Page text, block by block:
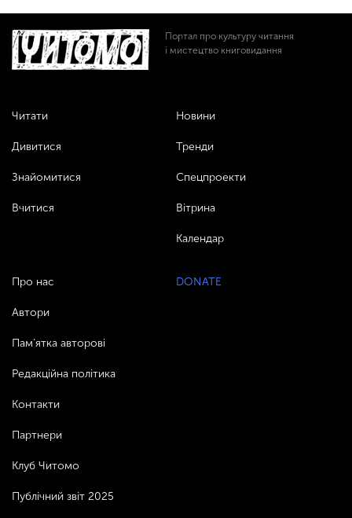
Портал про культуру читання
і мистецтво книговидання
Читати
Дивитися
Знайомитися
Вчитися
Новини
Тренди
Спецпроекти
Вітрина
Календар
Про нас
Автори
Пам’ятка авторові
Редакційна політика
Контакти
Партнери
Клуб Читомо
Публічний звіт 2025
DONATE